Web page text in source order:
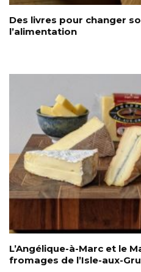
Des livres pour changer
l’alimentation
L’Angélique-à-Marc et le
fromages de l’Isle-aux-